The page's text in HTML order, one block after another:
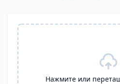
Нажмите или